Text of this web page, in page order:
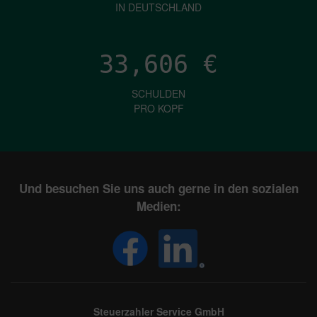
IN DEUTSCHLAND
33,606 €
SCHULDEN
PRO KOPF
Und besuchen Sie uns auch gerne in den sozialen
Medien:
Steuerzahler Service GmbH